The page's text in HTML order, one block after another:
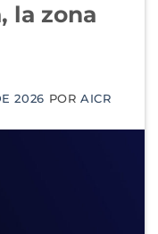
la zona
2026 PORAICR